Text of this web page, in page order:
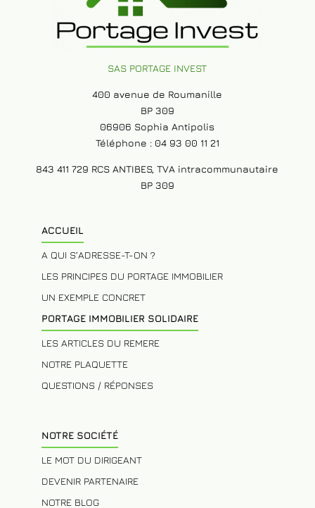
SAS PORTAGE INVEST
400 avenue de Roumanille
06906 Sophia Antipolis
Téléphone : 04 93 00 11 21
ACCUEIL
A QUI S’ADRESSE-T-ON ?
LES PRINCIPES DU PORTAGE IMMOBILIER
UN EXEMPLE CONCRET
PORTAGE IMMOBILIER SOLIDAIRE
LES ARTICLES DU REMERE
QUESTIONS / RÉPONSES
NOTRE SOCIÉTÉ
LE MOT DU DIRIGEANT